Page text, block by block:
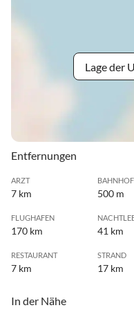
Lage der
Entfernungen
ARZT
7 km
BAHNHOF
500 m
FLUGHAFEN
170 km 41 km
RESTAURANT
7 km
STRAND
17 km
In der Nähe